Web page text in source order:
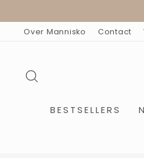
artikelOver Mannisko Contact
BESTSELLERS